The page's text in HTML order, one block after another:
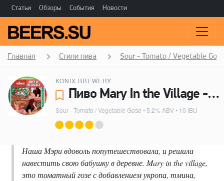
Статьи Обзоры События Новости
Главная Стили пива Sour - Tomato / Vegetable
KONIX BREWERY
Пиво Mary In the Village - Konix Brewery
Sour - Tomato / Vegetable Gose • 5.2% ABV • 10 IBU
Наша Мэри вдоволь попутешествовала, и решила
навестить свою бабушку в деревне. Mary in the village,
это томатный гозе с добавлением укропа, тмина,